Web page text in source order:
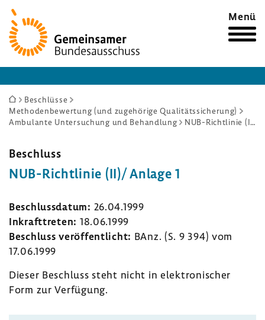
Zur
Startseite
Menü
Sie
sind
Beschlüsse
Methodenbewertung (und zugehörige Qualitätssicherung)
Ambulante Untersuchung und Behandlung
NUB-Richtlinie (II)/ Anlage 1
Beschluss
NUB-​Richtlinie (II)/ Anlage 1
Beschluss­datum: 26.04.1999
Inkraft­treten: 18.06.1999
Beschluss veröf­fent­licht: BAnz. (S. 9 394) vom
17.06.1999
Dieser Beschluss steht nicht in elek­tro­ni­scher
Form zur Verfü­gung.